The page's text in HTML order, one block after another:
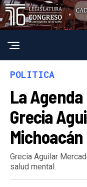
POLITICA
La
Grecia
Michoacán
Grecia Aguilar
salud mental.